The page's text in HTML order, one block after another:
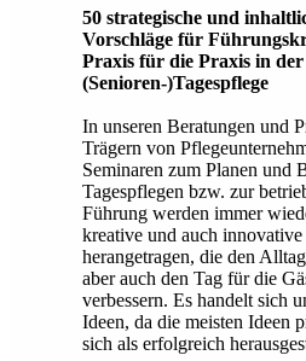
50 strategische und
Vorschläge für
Praxis für die Praxis in der
(Senioren-)Tagespflege
In unseren Beratungen und
Trägern von
Seminaren zum Planen und
Tagespflegen bzw. zur
Führung werden immer
kreative und auch
herangetragen, die den
aber auch den Tag für die
verbessern. Es handelt sich
Ideen, da die meisten Ideen
sich als erfolgreich